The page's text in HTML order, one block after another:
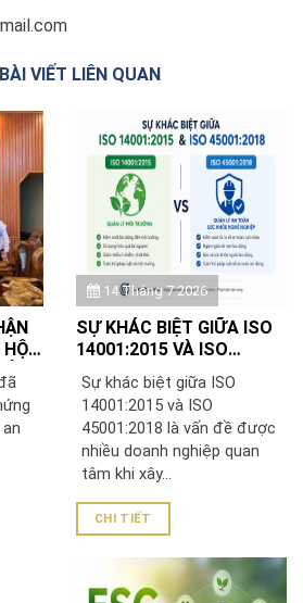
VIẾT LIÊN QUAN
14 Tháng 7 2026
SỰ KHÁC BIỆT GIỮA ISO
14001:2015 VÀ ISO
Sự khác biệt giữa ISO
14001:2015 và ISO
45001:2018 là vấn đề được
nhiều doanh nghiệp quan
tâm khi xây...
CHI TIẾT